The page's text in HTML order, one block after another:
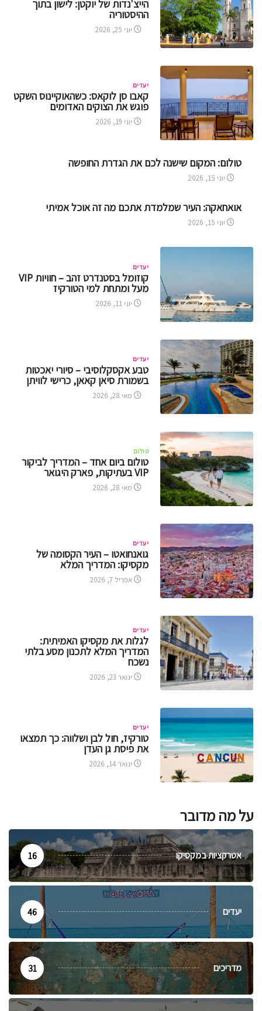
הייצ'נדות של יוקטן: לישון בתוך
ההיסטוריה
יוני 25, 2026
יעדים
קאבו סן לוקאס: כשהאוקיינוס השקט
פוגש את הצוקים האדומים
יוני 19, 2026
טולום: המקום שישנה לכם את הגדרת החופשה
יוני 15, 2026
אואחאקה: העיר שמלמדת אתכם מה זה אוכל אמיתי
יוני 15, 2026
יעדים
קוזומל בסטנדרט זהב – חוויות VIP
מעל ומתחת למי הטורקיז
יוני 11, 2026
יעדים
טבע אקסקלוסיבי – סיורי יאכטות
בשמורת סיאן קאאן, כרישי לוויתן
מאי 28, 2026
טולום
טולום ביום אחד – המדריך לביקור
VIP בעתיקות, פארק היגואר
מאי 28, 2026
יעדים
גואנחואטו – העיר הקסומה של
מקסיקו: המדריך המלא
אפריל 7, 2026
יעדים
לגלות את מקסיקו האמיתית:
המדריך המלא לתכנון מסע בלתי
נשכח
ינואר 23, 2026
יעדים
טורקיז, חול לבן ושלווה: כך תמצאו
את פיסת גן העדן
ינואר 14, 2026
על מה מדובר
אטרקציות במקסיקו 16
יעדים 46
מדריכים 31